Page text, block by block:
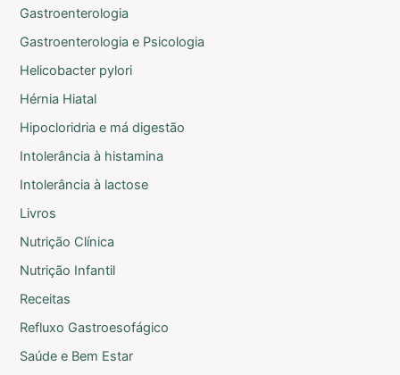
Gastroenterologia
Gastroenterologia e Psicologia
Helicobacter pylori
Hérnia Hiatal
Hipocloridria e má digestão
Intolerância à histamina
Intolerância à lactose
Livros
Nutrição Clínica
Nutrição Infantil
Receitas
Refluxo Gastroesofágico
Saúde e Bem Estar